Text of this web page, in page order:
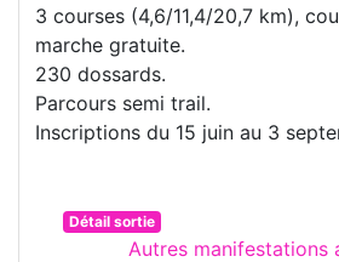
3 courses (4,6/11,4/20,7 km),
marche gratuite.
230 dossards.
Parcours semi trail.
Inscriptions du 15 juin au 3
Détail sortie
Autres manifestations